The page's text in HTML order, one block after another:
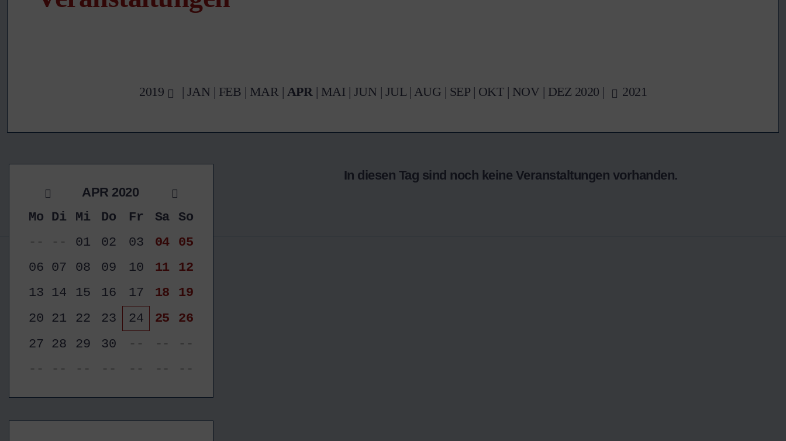
2019 | JAN | FEB | MAR| APR| MAI | JUN | JUL| AUG | SEP| OKT| NOV| DEZ 2020 | 2021
APR 2020
Mo Di Mi Do Fr Sa
So
--
-- 01 02 03 04
05
06 07 08 09 10 11
12
13 14 15 16 17 18
19
20 21 22 23 24 25
26
27 28 29 30 -- --
--
--
-- -- -- -- -- --
In diesen Tag sind noch keine Veranstaltungen vorhanden.